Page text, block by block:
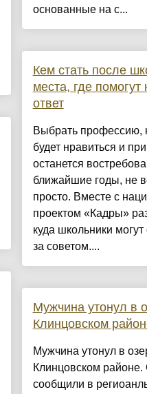
основанные на с...
Кем стать после
места, где помогут
ответ
Выбрать профессию,
будет нравиться и
останется
ближайшие годы, не
просто. Вместе с
проектом «Кадры»
куда школьники могут
за советом....
Мужчина утонул в
Клинцовском
Мужчина утонул в
Клинцовском районе.
сообщили в